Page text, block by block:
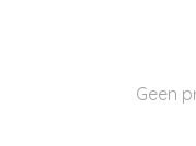
Geen